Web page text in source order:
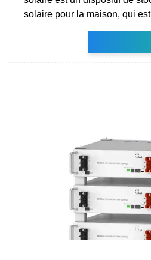
solaire pour la maison, qui